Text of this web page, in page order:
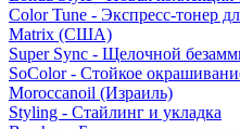
Color Tune - Экспресс-тонер
Matrix (США)
Super Sync - Щелочной
SoColor - Стойкое
Moroccanoil (Израиль)
Styling - Стайлинг и укладка